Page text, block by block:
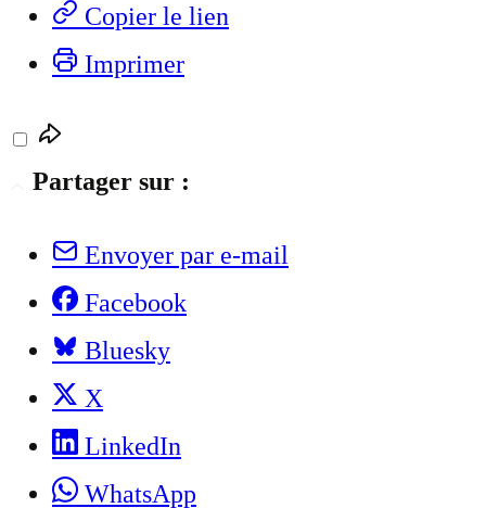
Copier le lien
Imprimer
Partager sur :
Envoyer par e-mail
Facebook
Bluesky
X
LinkedIn
WhatsApp